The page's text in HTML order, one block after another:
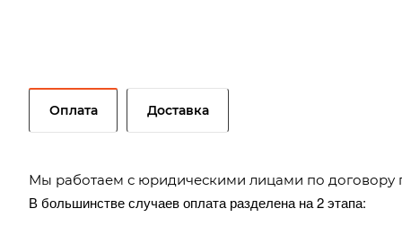
Оплата Доставка
Мы работаем с юридическими лицами по договору
В большинстве случаев оплата разделена на 2 этапа: